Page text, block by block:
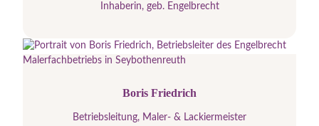
Inhaberin, geb. Engelbrecht
Boris Friedrich
Betriebsleitung, Maler- & Lackiermeister